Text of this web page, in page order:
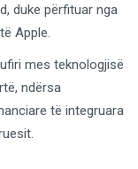
duke përfituar nga
Apple.
mes teknologjisë
ndërsa
të integruara